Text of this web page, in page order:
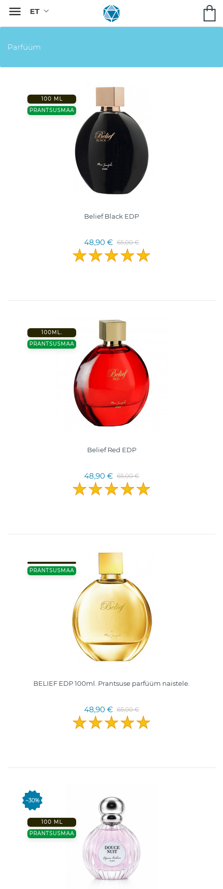

Parfüüm
100 ML
PRANTSUSMAA
Belief Black EDP
48,90 € 65,00 €
100ML.
PRANTSUSMAA
Belief Red EDP
48,90 € 65,00 €
PRANTSUSMAA
BELIEF EDP 100ml. Prantsuse parfüüm naistele.
48,90 € 65,00 €
−30%
100 ML
PRANTSUSMAA